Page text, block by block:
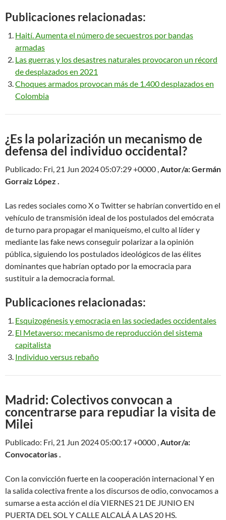
Publicaciones relacionadas:
Haití. Aumenta el número de secuestros por bandas
armadas
Las guerras y los desastres naturales provocaron un récord
de desplazados en 2021
Choques armados provocan más de 1.400 desplazados en
Colombia
¿Es la polarización un mecanismo de
defensa del individuo occidental?
Publicado: Fri, 21 Jun 2024 05:07:29 +0000 ,Autor/a: Germán
Gorraiz López .
Las redes sociales como X o Twitter se habrían convertido en el
vehículo de transmisión ideal de los postulados del emócrata
de turno para propagar el maniqueísmo, el culto al líder y
mediante las fake news conseguir polarizar a la opinión
pública, siguiendo los postulados ideológicos de las élites
dominantes que habrían optado por la emocracia para
sustituir a la democracia formal.
Publicaciones relacionadas:
Esquizogénesis y emocracia en las sociedades occidentales
El Metaverso: mecanismo de reproducción del sistema
capitalista
Individuo versus rebaño
Madrid: Colectivos convocan a
concentrarse para repudiar la visita de
Milei
Publicado: Fri, 21 Jun 2024 05:00:17 +0000 ,Autor/a:
Convocatorias .
Con la convicción fuerte en la cooperación internacional Y en
la salida colectiva frente a los discursos de odio, convocamos a
sumarse a esta acción el día VIERNES 21 DE JUNIO EN
PUERTA DEL SOL Y CALLE ALCALÁ A LAS 20 HS.